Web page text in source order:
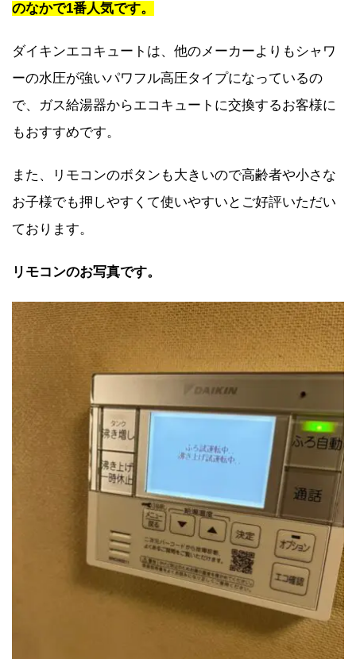
のなかで1番人気です。
ダイキンエコキュートは、他のメーカーよりもシャワ
ーの水圧が強いパワフル高圧タイプになっているの
で、ガス給湯器からエコキュートに交換するお客様に
もおすすめです。
また、リモコンのボタンも大きいので高齢者や小さな
お子様でも押しやすくて使いやすいとご好評いただい
ております。
リモコンのお写真です。